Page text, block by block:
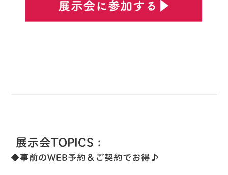
展示会TOPICS：
◆事前のWEB予約＆ご契約でお得♪